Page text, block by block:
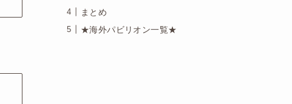
まとめ
★海外パビリオン一覧★